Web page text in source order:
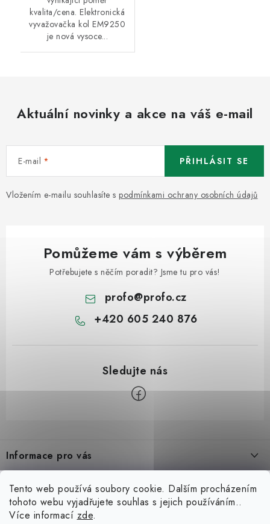
Tento web používá soubory cookie. Dalším procházením
tohoto webu vyjadřujete souhlas s jejich používáním..
Více informací zde.
kvalita/cena. Elektronická
vyvažovačka kol EM9250
je nová vysoce...
Aktuální novinky a akce na váš e-mail
E-mail
Vložením e-mailu souhlasíte s podmínkami ochrany osobních údajů
PŘIHLÁSIT SE
Pomůžeme vám s výběrem
Potřebujete s něčím poradit? Jsme tu pro vás!
profo@profo.cz
+420 605 240 876
p
a
Informace pro vás
O nás
Možná hledáte
Zvedáky
Blog